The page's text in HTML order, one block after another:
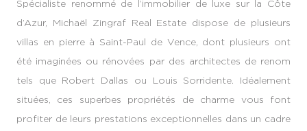
Spécialiste renommé de l’immobilier de luxe sur la Côte
d’Azur, Michaël Zingraf Real Estate dispose de plusieurs
villas en pierre à Saint-Paul de Vence, dont plusieurs ont
été imaginées ou rénovées par des architectes de renom
tels que Robert Dallas ou Louis Sorridente. Idéalement
situées, ces superbes propriétés de charme vous font
profiter de leurs prestations exceptionnelles dans un cadre